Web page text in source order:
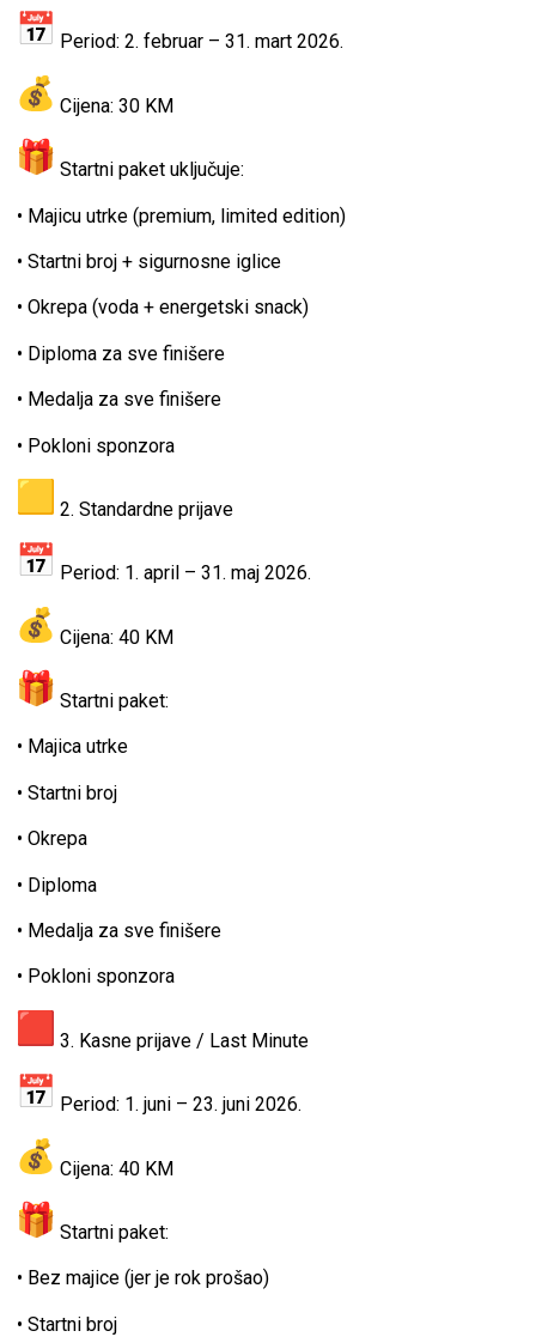
Period: 2. februar – 31. mart 2026.
Cijena: 30 KM
Startni paket uključuje:
• Majicu utrke (premium, limited edition)
• Startni broj + sigurnosne iglice
• Okrepa (voda + energetski snack)
• Diploma za sve finišere
• Medalja za sve finišere
• Pokloni sponzora
2. Standardne prijave
Period: 1. april – 31. maj 2026.
Cijena: 40 KM
Startni paket:
• Majica utrke
• Startni broj
• Okrepa
• Diploma
• Medalja za sve finišere
• Pokloni sponzora
3. Kasne prijave / Last Minute
Period: 1. juni – 23. juni 2026.
Cijena: 40 KM
Startni paket:
• Bez majice (jer je rok prošao)
• Startni broj